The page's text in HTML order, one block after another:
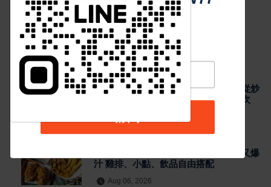
熱門新聞
最新消息
泰籍媳婦主廚打造關埔人氣泰式料理 從炒
河粉到咖哩 展現現點現做南洋風味層次
雲林宵夜美食 北港人氣炸雞外酥內嫩又爆
汁 雞排、小點、飲品自由搭配
Aug 06, 2026
Https://reurl.cc/adqW77
訂閱